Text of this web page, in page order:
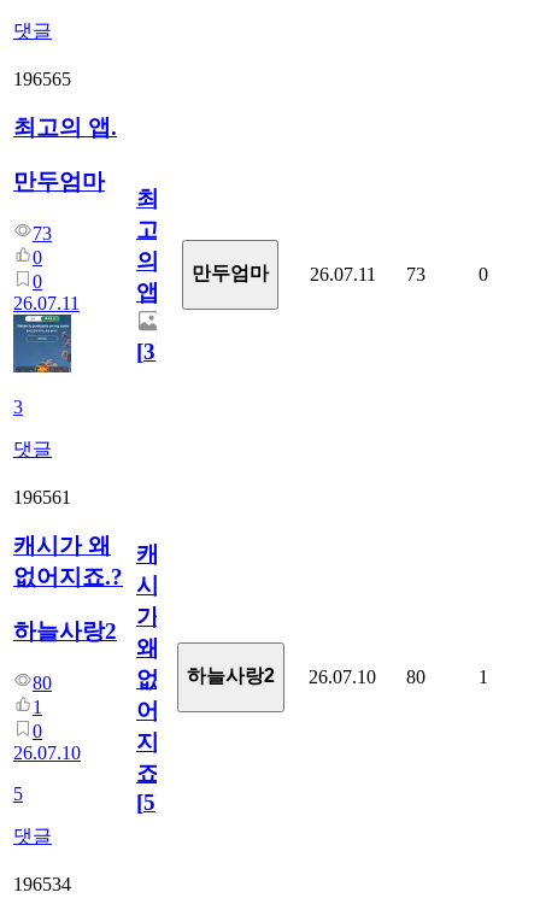
댓글
196565
최고의 앱.
만두엄마
73
0
0
26.07.11
3
댓글
최
고
의
앱.
[3]
만두엄마 26.07.11 73 0
196561
캐시가 왜
없어지죠.?
하늘사랑2
80
1
0
26.07.10
5
댓글
캐
시
가
왜
없
어
지
죠.?
[5]
하늘사랑2 26.07.10 80 1
196534